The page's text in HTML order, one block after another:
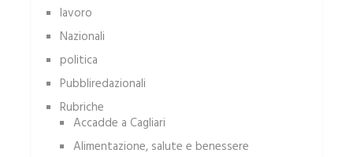
lavoro
Nazionali
politica
Pubbliredazionali
Rubriche
Accadde a Cagliari
Alimentazione, salute e benessere